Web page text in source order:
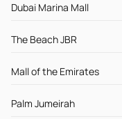
Dubai Marina Mall
The Beach JBR
Mall of the Emirates
Palm Jumeirah